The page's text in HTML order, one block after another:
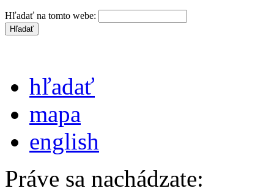
Hľadať na tomto webe:
hľadať
mapa
english
Práve sa nachádzate: